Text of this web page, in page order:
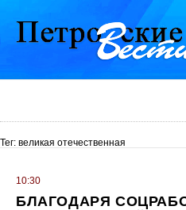
Тег: великая отечественная
10:30
БЛАГОДАРЯ